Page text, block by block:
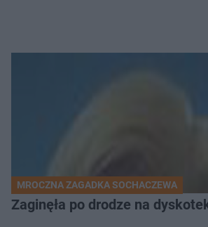
MROCZNA ZAGADKA SOCHACZEWA
Zaginęła po drodze na